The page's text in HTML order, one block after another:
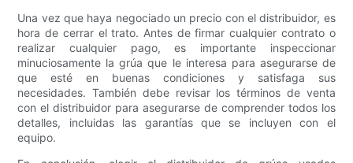
Una vez que haya negociado un precio con el distribuidor, es
hora de cerrar el trato. Antes de firmar cualquier contrato o
realizar cualquier pago, es importante inspeccionar
minuciosamente la grúa que le interesa para asegurarse de
que esté en buenas condiciones y satisfaga sus
necesidades. También debe revisar los términos de venta
con el distribuidor para asegurarse de comprender todos los
detalles, incluidas las garantías que se incluyen con el
equipo.